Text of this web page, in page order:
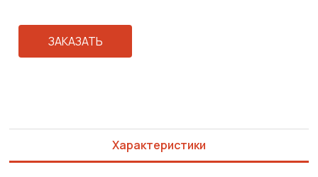
ЗАКАЗАТЬ
Характеристики